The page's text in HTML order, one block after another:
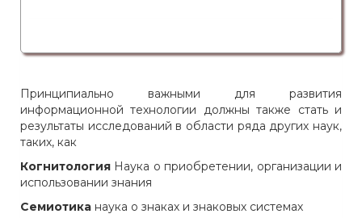
Принципиально важными для развития
информационной технологии должны также стать и
результаты исследований в области ряда других наук,
таких, как
Когнитология Наука о приобретении, организации и
использовании знания
Семиотика наука о знаках и знаковых системах